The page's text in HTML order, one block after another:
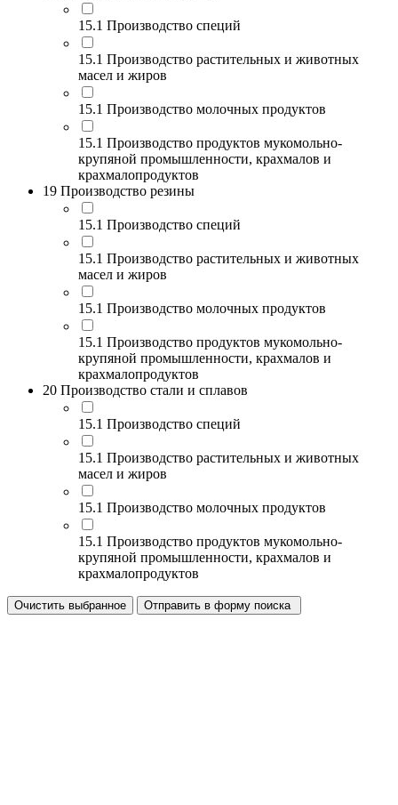
15.1 Производство специй
15.1 Производство растительных и животных
масел и жиров
15.1 Производство молочных продуктов
15.1 Производство продуктов мукомольно-
крупяной промышленности, крахмалов и
крахмалопродуктов
19 Производство резины
15.1 Производство специй
15.1 Производство растительных и животных
масел и жиров
15.1 Производство молочных продуктов
15.1 Производство продуктов мукомольно-
крупяной промышленности, крахмалов и
крахмалопродуктов
20 Производство стали и сплавов
15.1 Производство специй
15.1 Производство растительных и животных
масел и жиров
15.1 Производство молочных продуктов
15.1 Производство продуктов мукомольно-
крупяной промышленности, крахмалов и
крахмалопродуктов